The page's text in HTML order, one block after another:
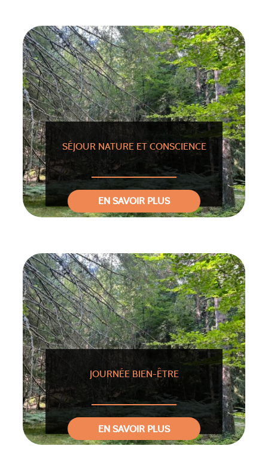
SÉJOUR NATURE ET CONSCIENCE
EN SAVOIR PLUS
JOURNÉE BIEN-ÊTRE
EN SAVOIR PLUS